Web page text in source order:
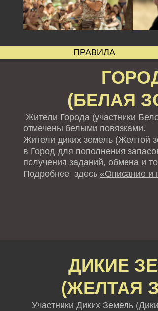
ПРАВИЛА
(БЕЛАЯ
Жители Города (участники
отмечены белыми повязками.
Жители диких земель (Желтой
в Город для пополнения
получения заданий, обмена и
Подробнее здесь «Описание и
ДИКИЕ
(ЖЕЛТАЯ
Участники Диких Земель